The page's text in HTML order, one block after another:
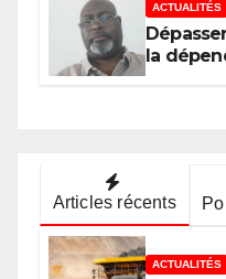
ACTUALITÉS
la
Articles récents
ACTUALITÉS